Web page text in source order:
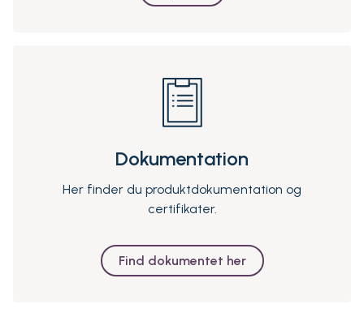
Dokumentation
Her finder du produktdokumentation og
certifikater.
Find dokumentet her